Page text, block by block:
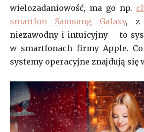
wielozadaniowość, ma go np.
smartfon Samsung Galaxy, z
niezawodny i intuicyjny – to
w smartfonach firmy Apple.
systemy operacyjne znajdują się